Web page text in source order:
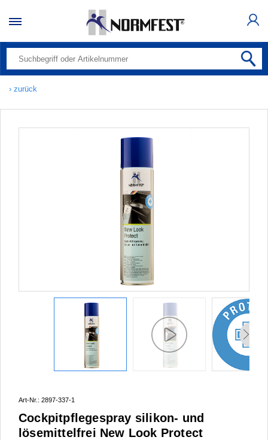
› zurück
Art-Nr.: 2897-337-1
Cockpitpflegespray silikon- und
lösemittelfrei New Look Protect